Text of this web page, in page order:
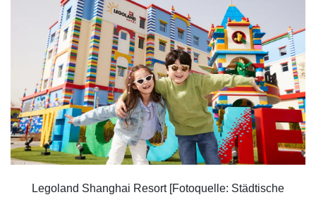
Legoland Shanghai Resort [Fotoquelle: Städtische